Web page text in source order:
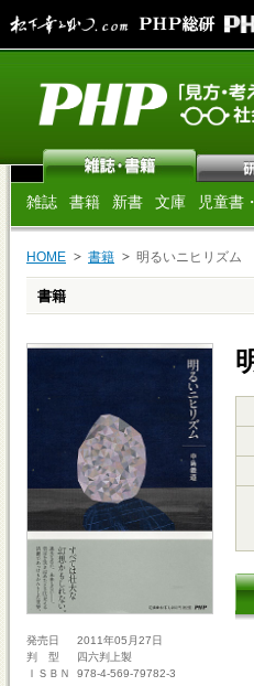
雑誌 書籍 新書 文庫 児童書
HOME 書籍 明るいニヒリズム
書籍
発売日
2011年05月27日
判 型
四六判上製
ＩＳＢＮ
978-4-569-79782-3